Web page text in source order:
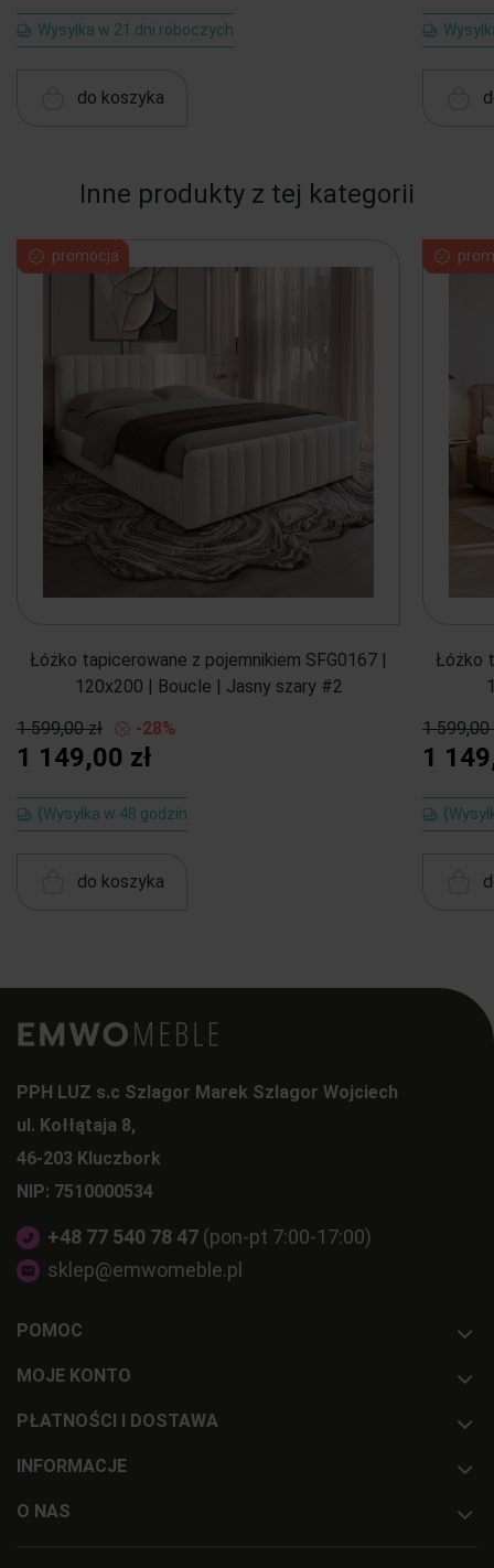
Wysyłka w 21 dni roboczych
do koszyka
Inne produkty z tej kategorii
Łóżko tapicerowane z pojemnikiem SFG0167 |
120x200 | Boucle | Jasny szary #2
1 599,00 zł -28%
1 149,00 zł
{Wysyłka w 48 godzin
do koszyka
promocja
Łóżko
1 599,00
1
PPH LUZ s.c Szlagor Marek Szlagor Wojciech
ul. Kołłątaja 8,
46-203 Kluczbork
NIP: 7510000534
+48 77 540 78 47 (pon-pt 7:00-17:00)
sklep@emwomeble.pl
POMOC
MOJE KONTO
PŁATNOŚCI I DOSTAWA
INFORMACJE
O NAS